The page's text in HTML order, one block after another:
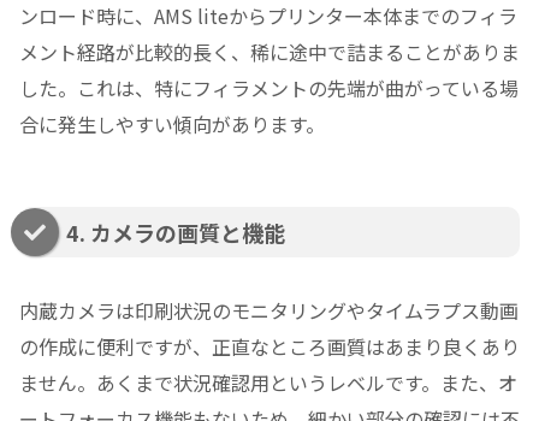
ンロード時に、AMS liteからプリンター本体までのフィラ
メント経路が比較的長く、稀に途中で詰まることがありま
した。これは、特にフィラメントの先端が曲がっている場
合に発生しやすい傾向があります。
4. カメラの画質と機能
内蔵カメラは印刷状況のモニタリングやタイムラプス動画
の作成に便利ですが、正直なところ画質はあまり良くあり
ません。あくまで状況確認用というレベルです。また、オ